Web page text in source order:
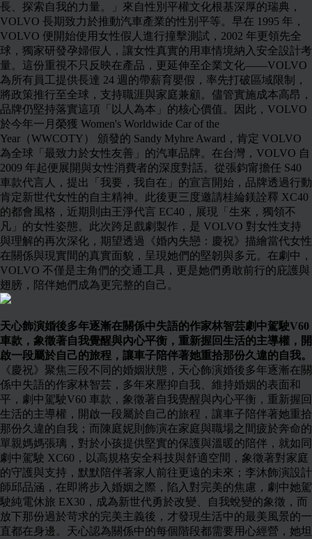
長、探索自我的力量。」來自性別平權文化根基深厚的瑞典，
VOLVO 長期致力於推動汽車產業的性別平等。早在 1995 年，
VOLVO 便開始使用女性假人進行撞擊測試，2002 年更領先全
球，獨家研發孕婦假人，讓女性真實的用車情境納入安全設計考
量。這份重視不只反映在產品，更延伸至企業文化——VOLVO
為所有員工提供長達 24 週的帶薪育嬰假，率先打破區域限制，
將政策推行至全球，支持職涯與家庭兼顧。儘管實施成本高昂，
品牌仍堅持落實這項「以人為本」的核心價值。因此，VOLVO
於今年一月榮獲 Women's Worldwide Car of the
Year（WWCOTY） 頒發的 Sandy Myhre Award，肯定 VOLVO
為全球「最致力於女性友善」的汽車品牌。在台灣，VOLVO 自
2009 年起便展開與女性消費者的深度對話。從張鈞甯擔任 S40
車款代言人，提出「我要，我自在」的宣言開始，品牌透過行動
肯定新世代女性的自主精神。此後更三度邀請桂綸鎂詮釋 XC40
的都會風格，近期則由王淨代言 EC40，展現「生來，獨領不
凡」的女性姿態。此次跨足戲劇製作，是 VOLVO 對女性支持
與理解的再次深化，期望透過《婚內失戀：慶祝》描繪當代女性
在關係與現實間的真實面貌，呈現她們的堅韌與多元。在劇中，
VOLVO 不僅是主角們的交通工具，更是她們勇敢前行的庇護與
翅膀，陪伴她們成為更完整的自己。
天心飾演婚後多年逐漸在關係中失語的作家林智芸劇中駕駛V60
車款，象徵著自我覺醒與內心平衡，重新握回生活的主導權，開
啟一段屬於自己的旅程，讓車子陪伴著她重拾那份久違的自我。
《慶祝》聚焦三段不同的婚姻狀態，天心飾演婚後多年逐漸在關
係中失語的作家林智芸，多年來壓抑自我、維持婚姻的表面和
平，劇中駕駛V60 車款，象徵著自我覺醒與內心平衡，重新握回
生活的主導權，開啟一段屬於自己的旅程，讓車子陪伴著她重拾
那份久違的自我；而陳庭妮則飾演在家庭與職場之間疲於奔命的
單親媽媽張璃，對於小孩提供堅實的保護與溫暖的陪伴，就如同
劇中駕駛 XC60，以高規格安全科技與舒適空間，象徵著對家庭
的守護與支持，默默陪伴著家人前往更遠的未來；李沐飾演設計
師邱品涵，在即將步入婚姻之際，陷入對完美的焦慮，劇中她駕
駛純電休旅 EX30，成為新世代勇於改變、自我蛻變的象徵，而
放下那份過於苛求的完美主義後，才發現生活中的最美風景的一
直都在身邊。天心認為關係中的每個階段都需要用心經營，她坦